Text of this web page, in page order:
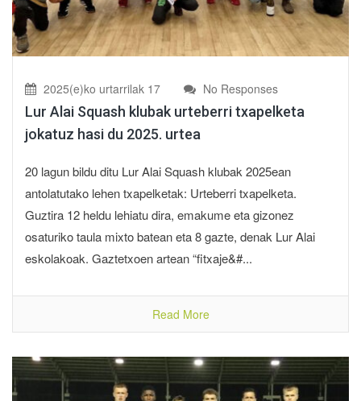
2025(e)ko urtarrilak 17 No Responses
Lur Alai Squash klubak urteberri txapelketa
jokatuz hasi du 2025. urtea
20 lagun bildu ditu Lur Alai Squash klubak 2025ean
antolatutako lehen txapelketak: Urteberri txapelketa.
Guztira 12 heldu lehiatu dira, emakume eta gizonez
osaturiko taula mixto batean eta 8 gazte, denak Lur Alai
eskolakoak. Gaztetxoen artean “fitxaje&#...
Read More